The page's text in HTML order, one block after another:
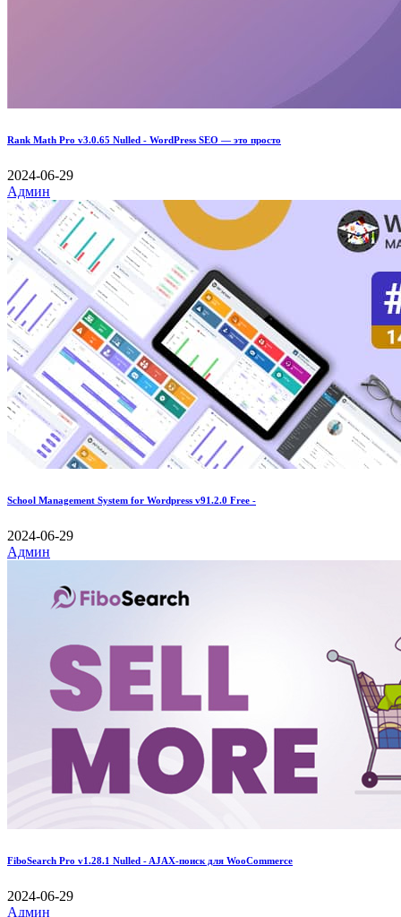
Rank Math Pro v3.0.65 Nulled - WordPress SEO — это просто
2024-06-29
Админ
School Management System for Wordpress v91.2.0 Free -
2024-06-29
Админ
FiboSearch Pro v1.28.1 Nulled - AJAX-поиск для WooCommerce
2024-06-29
Админ